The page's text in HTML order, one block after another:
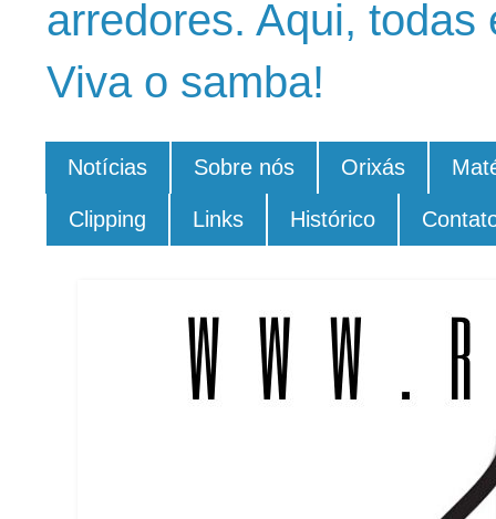
arredores. Aqui,
Viva o samba!
Notícias Sobre nós Orixás
Clipping Links Histórico